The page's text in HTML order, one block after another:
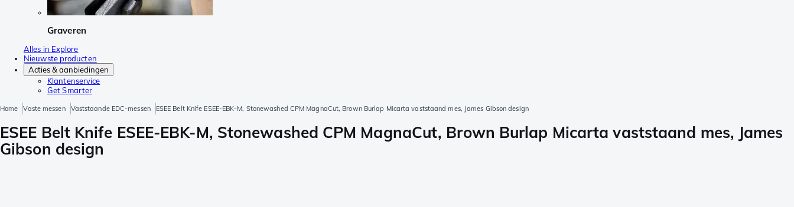
Graveren
Alles in Explore
Nieuwste producten
Acties & aanbiedingen
Klantenservice
Get Smarter
Home Vaste messen Vaststaande EDC-messen ESEE Belt Knife ESEE-EBK-M, Stonewashed CPM MagnaCut, Brown Burlap Micarta vaststaand mes, James Gibson design
ESEE Belt Knife ESEE-EBK-M, Stonewashed CPM MagnaCut, Brown Burlap Micarta vaststaand mes, James
Gibson design